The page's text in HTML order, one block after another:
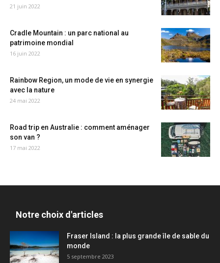
21 juin 2022
Cradle Mountain : un parc national au
patrimoine mondial
16 juin 2022
Rainbow Region, un mode de vie en synergie
avec la nature
24 mai 2022
Road trip en Australie : comment aménager
son van ?
17 mai 2022
Notre choix d'articles
Fraser Island : la plus grande île de sable du
monde
5 septembre 2023